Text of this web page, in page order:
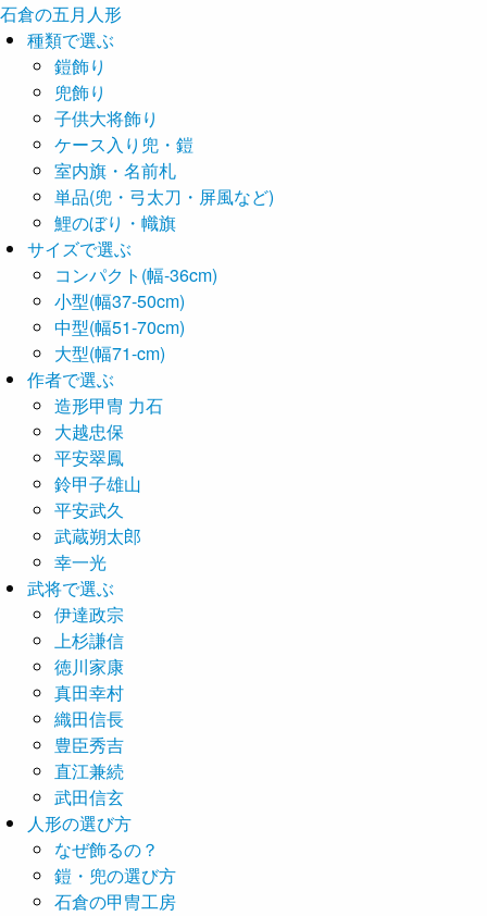
石倉の五月 人形
種類で選ぶ
鎧飾り
兜飾り
子供大将飾り
ケース入り兜・鎧
室内旗・名前札
単品(兜・弓太刀・屏風など)
鯉のぼり・幟旗
サイズで選ぶ
コンパクト(幅-36cm)
小型(幅37-50cm)
中型(幅51-70cm)
大型(幅71-cm)
作者で選ぶ
造形甲冑 力石
大越忠保
平安翠鳳
鈴甲子雄山
平安武久
武蔵朔太郎
幸一光
武将で選ぶ
伊達政宗
上杉謙信
徳川家康
真田幸村
織田信長
豊臣秀吉
直江兼続
武田信玄
人形の選び方
なぜ飾るの？
鎧・兜の選び方
石倉の甲冑工房